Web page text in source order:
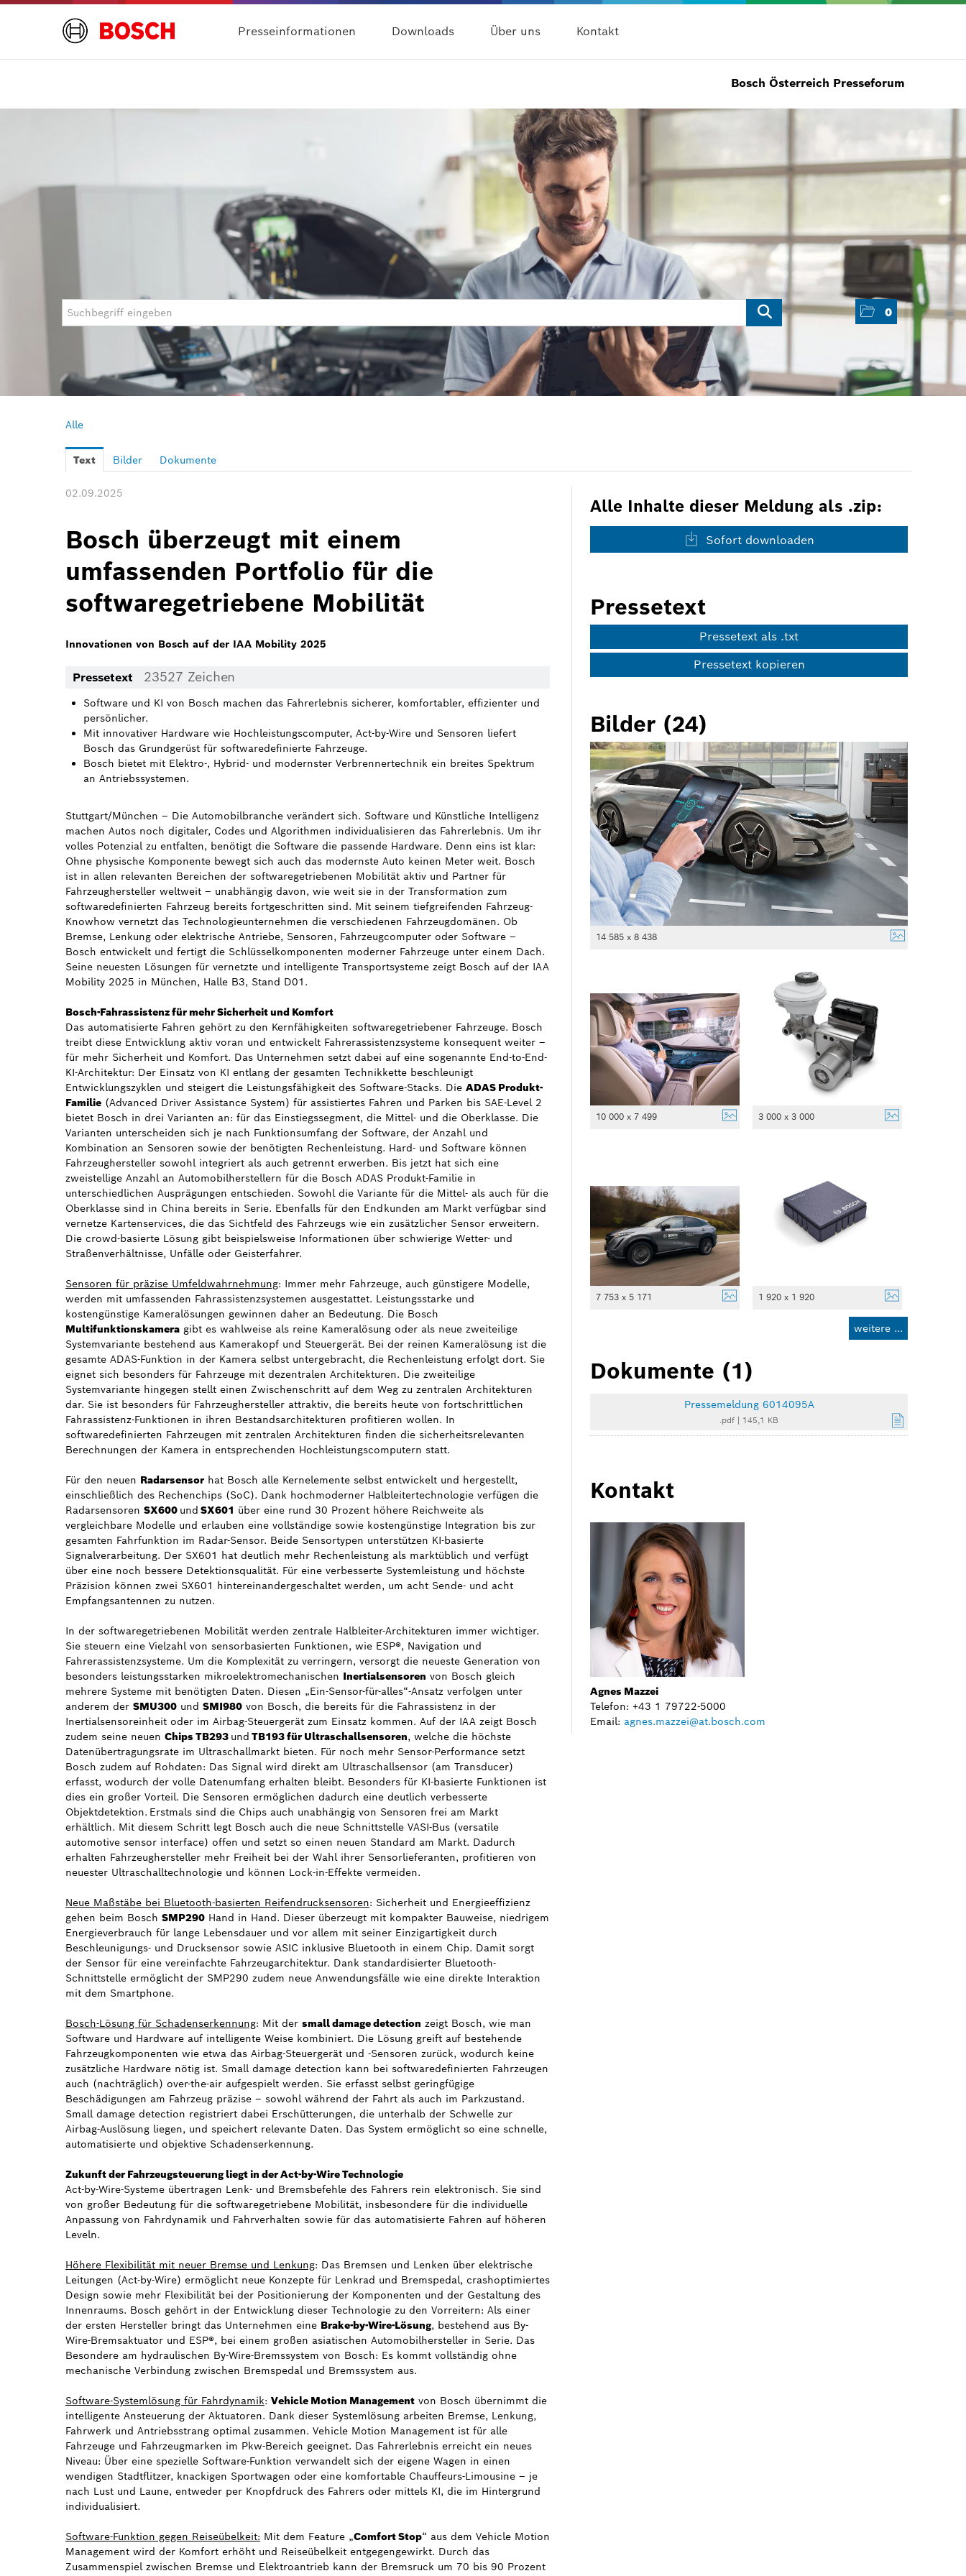
Presseinformationen Downloads Über uns Kontakt
0
Bosch Österreich Presseforum
Alle
Text Bilder Dokumente
02.09.2025
Bosch überzeugt mit einem
umfassenden Portfolio für die
softwaregetriebene Mobilität
Innovationen von Bosch auf der IAA Mobility 2025
Pressetext 23527 Zeichen
Software und KI von Bosch machen das Fahrerlebnis sicherer, komfortabler, effizienter und
persönlicher.
Mit innovativer Hardware wie Hochleistungscomputer, Act-by-Wire und Sensoren liefert
Bosch das Grundgerüst für softwaredefinierte Fahrzeuge.
Bosch bietet mit Elektro-, Hybrid- und modernster Verbrennertechnik ein breites Spektrum
an Antriebssystemen.
Stuttgart/München – Die Automobilbranche verändert sich. Software und Künstliche Intelligenz
machen Autos noch digitaler, Codes und Algorithmen individualisieren das Fahrerlebnis. Um ihr
volles Potenzial zu entfalten, benötigt die Software die passende Hardware. Denn eins ist klar:
Ohne physische Komponente bewegt sich auch das modernste Auto keinen Meter weit. Bosch
ist in allen relevanten Bereichen der softwaregetriebenen Mobilität aktiv und Partner für
Fahrzeughersteller weltweit – unabhängig davon, wie weit sie in der Transformation zum
softwaredefinierten Fahrzeug bereits fortgeschritten sind. Mit seinem tiefgreifenden Fahrzeug-
Knowhow vernetzt das Technologieunternehmen die verschiedenen Fahrzeugdomänen. Ob
Bremse, Lenkung oder elektrische Antriebe, Sensoren, Fahrzeugcomputer oder Software –
Bosch entwickelt und fertigt die Schlüsselkomponenten moderner Fahrzeuge unter einem Dach.
Seine neuesten Lösungen für vernetzte und intelligente Transportsysteme zeigt Bosch auf der IAA
Mobility 2025 in München, Halle B3, Stand D01.
Bosch-Fahrassistenz für mehr Sicherheit und Komfort
Das automatisierte Fahren gehört zu den Kernfähigkeiten softwaregetriebener Fahrzeuge. Bosch
treibt diese Entwicklung aktiv voran und entwickelt Fahrerassistenzsysteme konsequent weiter –
für mehr Sicherheit und Komfort. Das Unternehmen setzt dabei auf eine sogenannte End-to-End-
KI-Architektur: Der Einsatz von KI entlang der gesamten Technikkette beschleunigt
Entwicklungszyklen und steigert die Leistungsfähigkeit des Software-Stacks. Die ADAS Produkt-
Familie (Advanced Driver Assistance System) für assistiertes Fahren und Parken bis SAE-Level 2
bietet Bosch in drei Varianten an: für das Einstiegssegment, die Mittel- und die Oberklasse. Die
Varianten unterscheiden sich je nach Funktionsumfang der Software, der Anzahl und
Kombination an Sensoren sowie der benötigten Rechenleistung. Hard- und Software können
Fahrzeughersteller sowohl integriert als auch getrennt erwerben. Bis jetzt hat sich eine
zweistellige Anzahl an Automobilherstellern für die Bosch ADAS Produkt-Familie in
unterschiedlichen Ausprägungen entschieden. Sowohl die Variante für die Mittel- als auch für die
Oberklasse sind in China bereits in Serie. Ebenfalls für den Endkunden am Markt verfügbar sind
vernetze Kartenservices, die das Sichtfeld des Fahrzeugs wie ein zusätzlicher Sensor erweitern.
Die crowd-basierte Lösung gibt beispielsweise Informationen über schwierige Wetter- und
Straßenverhältnisse, Unfälle oder Geisterfahrer.
Sensoren für präzise Umfeldwahrnehmung: Immer mehr Fahrzeuge, auch günstigere Modelle,
werden mit umfassenden Fahrassistenzsystemen ausgestattet. Leistungsstarke und
kostengünstige Kameralösungen gewinnen daher an Bedeutung. Die Bosch
Multifunktionskamera gibt es wahlweise als reine Kameralösung oder als neue zweiteilige
Systemvariante bestehend aus Kamerakopf und Steuergerät. Bei der reinen Kameralösung ist die
gesamte ADAS-Funktion in der Kamera selbst untergebracht, die Rechenleistung erfolgt dort. Sie
eignet sich besonders für Fahrzeuge mit dezentralen Architekturen. Die zweiteilige
Systemvariante hingegen stellt einen Zwischenschritt auf dem Weg zu zentralen Architekturen
dar. Sie ist besonders für Fahrzeughersteller attraktiv, die bereits heute von fortschrittlichen
Fahrassistenz-Funktionen in ihren Bestandsarchitekturen profitieren wollen. In
softwaredefinierten Fahrzeugen mit zentralen Architekturen finden die sicherheitsrelevanten
Berechnungen der Kamera in entsprechenden Hochleistungscomputern statt.
Für den neuen Radarsensorhat Bosch alle Kernelemente selbst entwickelt und hergestellt,
einschließlich des Rechenchips (SoC). Dank hochmoderner Halbleitertechnologie verfügen die
Radarsensoren SX600 und SX601 über eine rund 30 Prozent höhere Reichweite als
vergleichbare Modelle und erlauben eine vollständige sowie kostengünstige Integration bis zur
gesamten Fahrfunktion im Radar-Sensor. Beide Sensortypen unterstützen KI-basierte
Signalverarbeitung. Der SX601 hat deutlich mehr Rechenleistung als marktüblich und verfügt
über eine noch bessere Detektionsqualität. Für eine verbesserte Systemleistung und höchste
Präzision können zwei SX601 hintereinandergeschaltet werden, um acht Sende- und acht
Empfangsantennen zu nutzen.
In der softwaregetriebenen Mobilität werden zentrale Halbleiter-Architekturen immer wichtiger.
Sie steuern eine Vielzahl von sensorbasierten Funktionen, wie ESP®, Navigation und
Fahrerassistenzsysteme. Um die Komplexität zu verringern, versorgt die neueste Generation von
besonders leistungsstarken mikroelektromechanischen Inertialsensoren von Bosch gleich
mehrere Systeme mit benötigten Daten. Diesen „Ein-Sensor-für-alles“-Ansatz verfolgen unter
anderem der SMU300 und SMI980 von Bosch, die bereits für die Fahrassistenz in der
Inertialsensoreinheit oder im Airbag-Steuergerät zum Einsatz kommen. Auf der IAA zeigt Bosch
zudem seine neuen Chips TB293 und TB193 für Ultraschallsensoren, welche die höchste
Datenübertragungsrate im Ultraschallmarkt bieten. Für noch mehr Sensor-Performance setzt
Bosch zudem auf Rohdaten: Das Signal wird direkt am Ultraschallsensor (am Transducer)
erfasst, wodurch der volle Datenumfang erhalten bleibt. Besonders für KI-basierte Funktionen ist
dies ein großer Vorteil. Die Sensoren ermöglichen dadurch eine deutlich verbesserte
Objektdetektion. Erstmals sind die Chips auch unabhängig von Sensoren frei am Markt
erhältlich. Mit diesem Schritt legt Bosch auch die neue Schnittstelle VASI-Bus (versatile
automotive sensor interface) offen und setzt so einen neuen Standard am Markt. Dadurch
erhalten Fahrzeughersteller mehr Freiheit bei der Wahl ihrer Sensorlieferanten, profitieren von
neuester Ultraschalltechnologie und können Lock-in-Effekte vermeiden.
Neue Maßstäbe bei Bluetooth-basierten Reifendrucksensoren: Sicherheit und Energieeffizienz
gehen beim Bosch SMP290 Hand in Hand. Dieser überzeugt mit kompakter Bauweise, niedrigem
Energieverbrauch für lange Lebensdauer und vor allem mit seiner Einzigartigkeit durch
Beschleunigungs- und Drucksensor sowie ASIC inklusive Bluetooth in einem Chip. Damit sorgt
der Sensor für eine vereinfachte Fahrzeugarchitektur. Dank standardisierter Bluetooth-
Schnittstelle ermöglicht der SMP290 zudem neue Anwendungsfälle wie eine direkte Interaktion
mit dem Smartphone.
Bosch-Lösung für Schadenserkennung: Mit der small damage detection zeigt Bosch, wie man
Software und Hardware auf intelligente Weise kombiniert. Die Lösung greift auf bestehende
Fahrzeugkomponenten wie etwa das Airbag-Steuergerät und -Sensoren zurück, wodurch keine
zusätzliche Hardware nötig ist. Small damage detection kann bei softwaredefinierten Fahrzeugen
auch (nachträglich) over-the-air aufgespielt werden. Sie erfasst selbst geringfügige
Beschädigungen am Fahrzeug präzise – sowohl während der Fahrt als auch im Parkzustand.
Small damage detection registriert dabei Erschütterungen, die unterhalb der Schwelle zur
Airbag-Auslösung liegen, und speichert relevante Daten. Das System ermöglicht so eine schnelle,
automatisierte und objektive Schadenserkennung.
Zukunft der Fahrzeugsteuerung liegt in der Act-by-Wire Technologie
Act-by-Wire-Systeme übertragen Lenk- und Bremsbefehle des Fahrers rein elektronisch. Sie sind
von großer Bedeutung für die softwaregetriebene Mobilität, insbesondere für die individuelle
Anpassung von Fahrdynamik und Fahrverhalten sowie für das automatisierte Fahren auf höheren
Leveln.
Höhere Flexibilität mit neuer Bremse und Lenkung: Das Bremsen und Lenken über elektrische
Leitungen (Act-by-Wire) ermöglicht neue Konzepte für Lenkrad und Bremspedal, crashoptimiertes
Design sowie mehr Flexibilität bei der Positionierung der Komponenten und der Gestaltung des
Innenraums. Bosch gehört in der Entwicklung dieser Technologie zu den Vorreitern: Als einer
der ersten Hersteller bringt das Unternehmen eine Brake-by-Wire-Lösung, bestehend aus By-
Wire-Bremsaktuator und ESP®, bei einem großen asiatischen Automobilhersteller in Serie. Das
Besondere am hydraulischen By-Wire-Bremssystem von Bosch: Es kommt vollständig ohne
mechanische Verbindung zwischen Bremspedal und Bremssystem aus.
Software-Systemlösung für Fahrdynamik: Vehicle Motion Management von Bosch übernimmt die
intelligente Ansteuerung der Aktuatoren. Dank dieser Systemlösung arbeiten Bremse, Lenkung,
Fahrwerk und Antriebsstrang optimal zusammen. Vehicle Motion Management ist für alle
Fahrzeuge und Fahrzeugmarken im Pkw-Bereich geeignet. Das Fahrerlebnis erreicht ein neues
Niveau: Über eine spezielle Software-Funktion verwandelt sich der eigene Wagen in einen
wendigen Stadtflitzer, knackigen Sportwagen oder eine komfortable Chauffeurs-Limousine – je
nach Lust und Laune, entweder per Knopfdruck des Fahrers oder mittels KI, die im Hintergrund
individualisiert.
Software-Funktion gegen Reiseübelkeit: Mit dem Feature „Comfort Stop“ aus dem Vehicle Motion
Management wird der Komfort erhöht und Reiseübelkeit entgegengewirkt. Durch das
Zusammenspiel zwischen Bremse und Elektroantrieb kann der Bremsruck um 70 bis 90 Prozent
Alle Inhalte dieser Meldung als .zip:
Sofort downloaden
Pressetext
Pressetext als .txt
Pressetext kopieren
Bilder (24)
14 585 x 8 438
10 000 x 7 499 3 000 x 3 000
7 753 x 5 171 1 920 x 1 920
weitere ...
Dokumente (1)
Pressemeldung 6014095A
.pdf | 145,1 KB
Kontakt
Agnes Mazzei
Telefon: +43 1 79722-5000
Email: agnes.mazzei@at.bosch.com